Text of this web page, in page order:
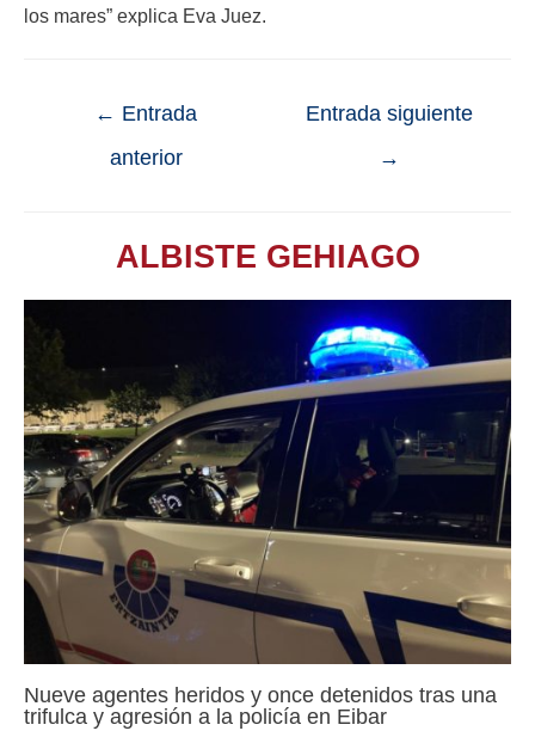
los mares” explica Eva Juez.
← Entrada
anterior
Entrada siguiente
→
ALBISTE GEHIAGO
Nueve agentes heridos y once detenidos tras una
trifulca y agresión a la policía en Eibar